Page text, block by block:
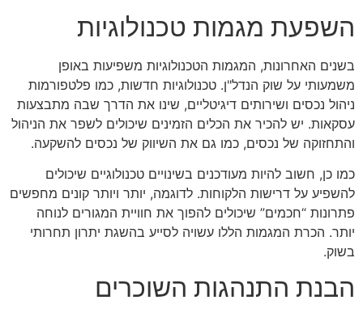
השפעת מגמות טכנולוגיות
בשנים האחרונות, המגמות הטכנולוגיות משפיעות באופן
משמעותי על שוק הנדל"ן. טכנולוגיות חדשות, כמו פלטפורמות
ניהול נכסים ושירותים דיגיטליים, שינו את הדרך שבה מתבצעות
עסקאות. יש להכיר את הכלים הזמינים שיכולים לשפר את הניהול
והתחזוקה של נכסים, כמו גם את השיווק של נכסים להשקעה.
כמו כן, חשוב להיות מעודכנים בשינויים טכנולוגיים שיכולים
להשפיע על דרישות הלקוחות. לדוגמה, יותר ויותר קונים מחפשים
פתרונות “חכמים” שיכולים להפוך את חוויית המגורים לנוחה
יותר. הכרת המגמות הללו עשויה לסייע בהשגת יתרון תחרותי
בשוק.
הבנת התנהגות השוכרים